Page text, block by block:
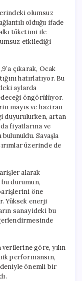
olumsuz
olduğu ifade
tüketimi ile
etkilediği
çıkarak, Ocak
hatırlatıyor. Bu
aylarda
öngörülüyor.
mayıs ve haziran
duyurulurken, artan
fiyatlarına ve
Savaşla
üzerinde de
alarak
durumun,
öne
Yüksek enerji
sanayideki bu
verilerine göre, yılın
performansın,
önemli bir